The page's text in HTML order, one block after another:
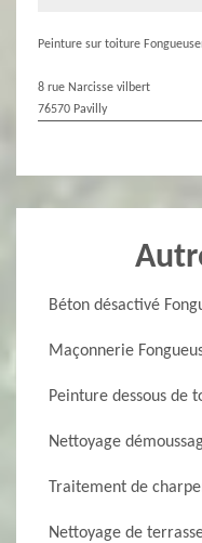
Peinture sur toiture
8 rue Narcisse vilbert
76570 Pavilly
Béton désactivé
Maçonnerie
Peinture dessous de
Nettoyage
Traitement de
Nettoyage de